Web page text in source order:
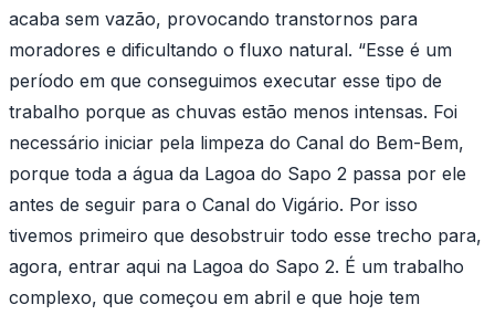
acaba sem vazão, provocando transtornos para
moradores e dificultando o fluxo natural. “Esse é um
período em que conseguimos executar esse tipo de
trabalho porque as chuvas estão menos intensas. Foi
necessário iniciar pela limpeza do Canal do Bem-Bem,
porque toda a água da Lagoa do Sapo 2 passa por ele
antes de seguir para o Canal do Vigário. Por isso
tivemos primeiro que desobstruir todo esse trecho para,
agora, entrar aqui na Lagoa do Sapo 2. É um trabalho
complexo, que começou em abril e que hoje tem